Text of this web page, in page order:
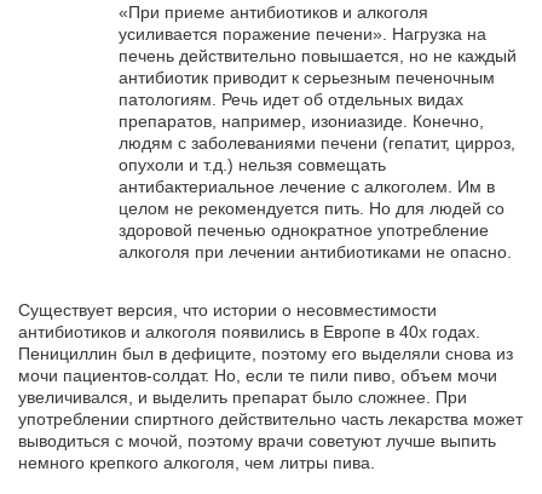
«При приеме антибиотиков и алкоголя
усиливается поражение печени». Нагрузка на
печень действительно повышается, но не каждый
антибиотик приводит к серьезным печеночным
патологиям. Речь идет об отдельных видах
препаратов, например, изониазиде. Конечно,
людям с заболеваниями печени (гепатит, цирроз,
опухоли и т.д.) нельзя совмещать
антибактериальное лечение с алкоголем. Им в
целом не рекомендуется пить. Но для людей со
здоровой печенью однократное употребление
алкоголя при лечении антибиотиками не опасно.
Существует версия, что истории о несовместимости
антибиотиков и алкоголя появились в Европе в 40х годах.
Пенициллин был в дефиците, поэтому его выделяли снова из
мочи пациентов-солдат. Но, если те пили пиво, объем мочи
увеличивался, и выделить препарат было сложнее. При
употреблении спиртного действительно часть лекарства может
выводиться с мочой, поэтому врачи советуют лучше выпить
немного крепкого алкоголя, чем литры пива.